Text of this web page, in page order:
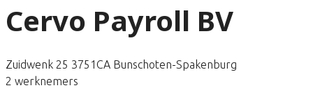
Cervo Payroll BV
Zuidwenk 25 3751CA Bunschoten-Spakenburg
2 werknemers